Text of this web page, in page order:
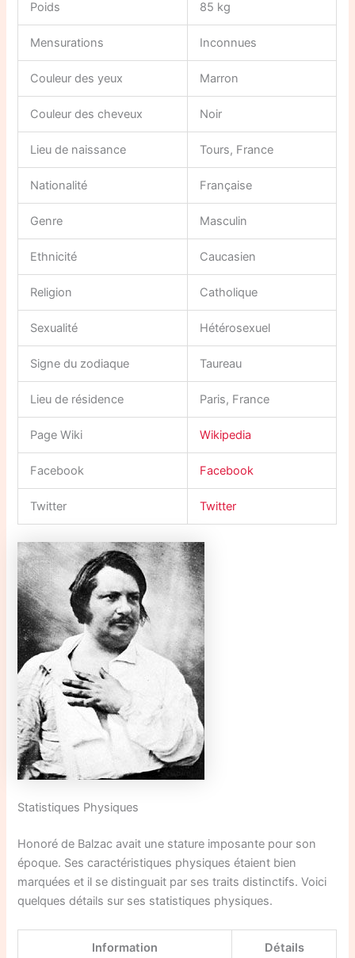
Poids 85 kg
Mensurations Inconnues
Couleur des yeux Marron
Couleur des cheveux Noir
Lieu de naissance Tours, France
Nationalité Française
Genre Masculin
Ethnicité Caucasien
Religion Catholique
Sexualité Hétérosexuel
Signe du zodiaque Taureau
Lieu de résidence Paris, France
Page Wiki Wikipedia
Facebook Facebook
Twitter Twitter
Statistiques Physiques
Honoré de Balzac avait une stature imposante pour son
époque. Ses caractéristiques physiques étaient bien
marquées et il se distinguait par ses traits distinctifs. Voici
quelques détails sur ses statistiques physiques.
Information Détails